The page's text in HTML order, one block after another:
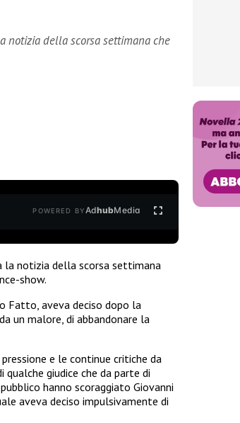
notizia della scorsa settimana che
POWERED BYAdhubMedia
la notizia della scorsa settimana
show.
Fatto, aveva deciso dopo la
un malore, di abbandonare la
e le continue critiche da
qualche giudice che da parte di
hanno scoraggiato Giovanni
aveva deciso impulsivamente di